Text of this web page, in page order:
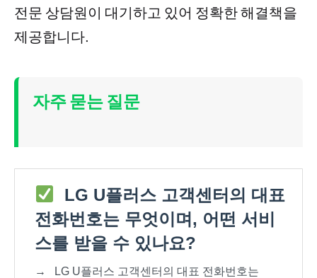
전문 상담원이 대기하고 있어 정확한 해결책을
제공합니다.
자주 묻는 질문
LG U플러스 고객센터의 대표
전화번호는 무엇이며, 어떤 서비
스를 받을 수 있나요?
→
LG U플러스 고객센터의 대표 전화번호는